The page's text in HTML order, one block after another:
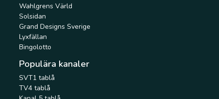
Wahlgrens Värld
Solsidan
Grand Designs Sverige
Lyxfällan
Bingolotto
Populära kanaler
SVT1 tablå
TV4 tablå